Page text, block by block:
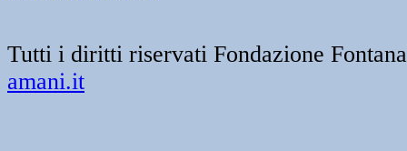
Tutti i diritti riservati Fondazione
amani.it